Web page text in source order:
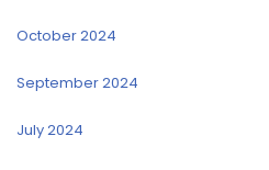
October 2024
September 2024
July 2024